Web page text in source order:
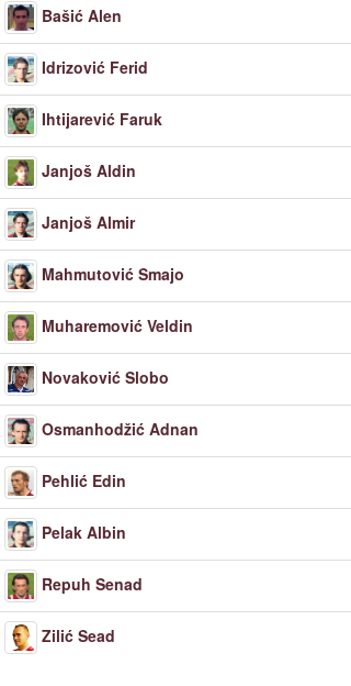
Bašić Alen
Idrizović Ferid
Ihtijarević Faruk
Janjoš Aldin
Janjoš Almir
Mahmutović Smajo
Muharemović Veldin
Novaković Slobo
Osmanhodžić Adnan
Pehlić Edin
Pelak Albin
Repuh Senad
Zilić Sead